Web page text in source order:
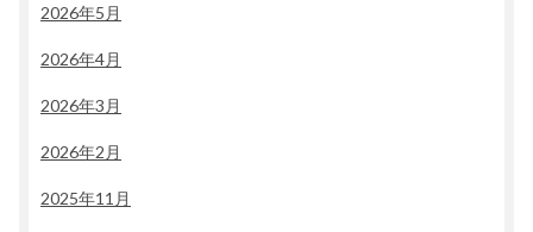
2026年5月
2026年4月
2026年3月
2026年2月
2025年11月